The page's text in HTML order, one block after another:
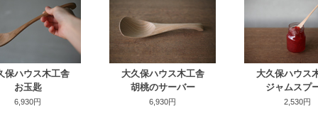
保ハウス木工舎
お玉匙
6,930円
大久保ハウス木工舎
胡桃のサーバー
6,930円
大久保ハウス
ジャムスプ
2,530円